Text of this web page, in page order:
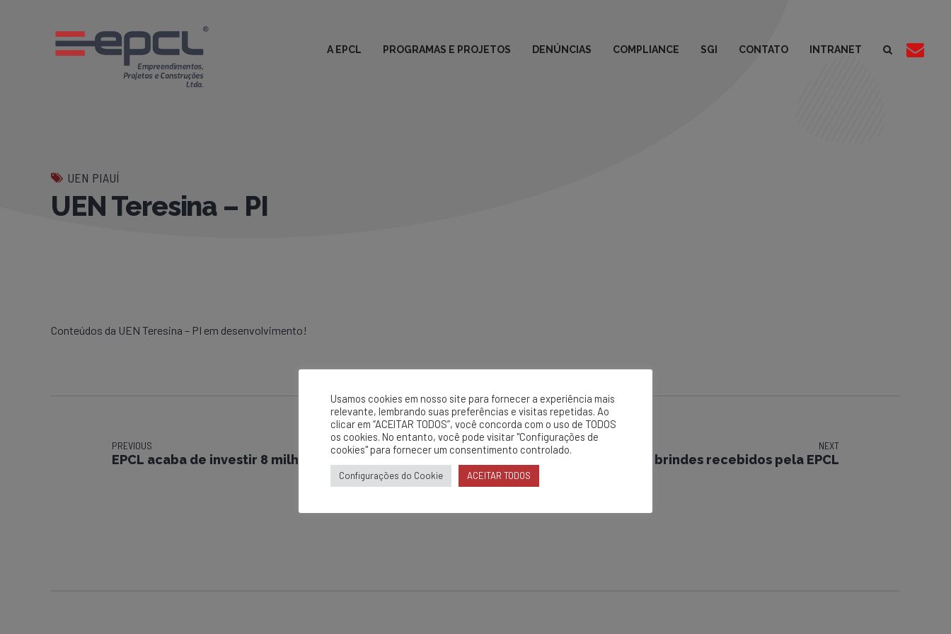
A EPCL PROGRAMAS E PROJETOS DENÚNCIAS COMPLIANCE SGI CONTATO INTRANET
UEN PIAUÍ
UEN Teresina – PI
Conteúdos da UEN Teresina – PI em desenvolvimento!
PREVIOUS
EPCL acaba de investir 8 milhões de reais na sua frota
NEXT
Divulgação dos brindes recebidos pela EPCL
Usamos cookies em nosso site para fornecer a experiência mais
relevante, lembrando suas preferências e visitas repetidas. Ao
clicar em “ACEITAR TODOS”, você concorda com o uso de TODOS
os cookies. No entanto, você pode visitar "Configurações de
cookies" para fornecer um consentimento controlado.
Configurações do Cookie ACEITAR TODOS